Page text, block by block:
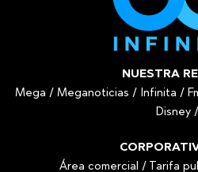
NUESTRA
Mega / Meganoticias / Infinita /
Disney /
Área comercial / Tarifa